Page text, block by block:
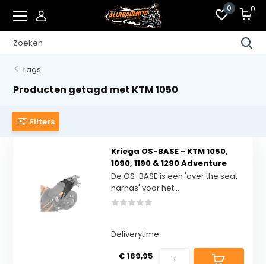
0 0
Tags
Producten getagd met KTM 1050
Filters
Kriega OS-BASE - KTM 1050,
1090, 1190 & 1290 Adventure
De OS-BASE is een 'over the seat
harnas' voor het...
Deliverytime
€ 189,95